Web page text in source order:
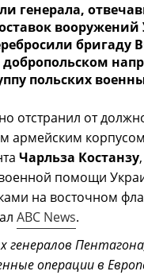
генерала,
вооружений
бригаду
польских
отстранил от
армейским
Чарльза Костанзу
помощи
на восточном
ABC News.
генералов
операции в